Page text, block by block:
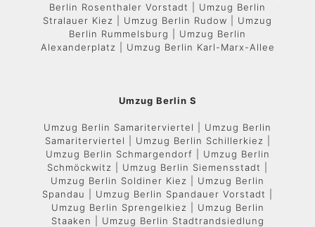
Berlin Rosenthaler Vorstadt | Umzug Berlin
Stralauer Kiez | Umzug Berlin Rudow | Umzug
Berlin Rummelsburg | Umzug Berlin
Alexanderplatz | Umzug Berlin Karl-Marx-Allee
Umzug Berlin S
Umzug Berlin Samariterviertel | Umzug Berlin
Samariterviertel | Umzug Berlin Schillerkiez |
Umzug Berlin Schmargendorf | Umzug Berlin
Schmöckwitz | Umzug Berlin Siemensstadt |
Umzug Berlin Soldiner Kiez | Umzug Berlin
Spandau | Umzug Berlin Spandauer Vorstadt |
Umzug Berlin Sprengelkiez | Umzug Berlin
Staaken | Umzug Berlin Stadtrandsiedlung